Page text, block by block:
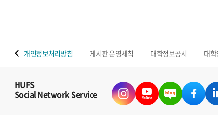
하나의 가치(김민석 선한영향실천센터장)를 주제로 강연을
진행하며 금융산업과 글로벌 투자 환경에 대한 다양한 시각을
공유했다.이어 국제관계연구회 이승우 회장(인도어과 23)은
연구회의 비전과 주요 학술 활동을 소개했으며, 학생들은 강연
이후 질의응답을 통해 국제관계와 금융시장의 연관성, 글로벌
자본의 역할 등에 대해 의견을 나누는 시간을 가졌다.
개인정보처리방침 게시판 운영세칙 대학정보공시 대
HUFS
Social Network Service